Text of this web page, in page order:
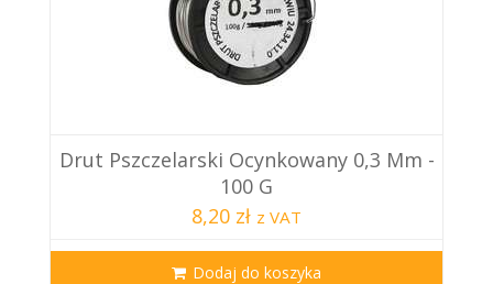
Drut Pszczelarski Ocynkowany 0,3 Mm -
100 G
8,20 zł z VAT
Dodaj do koszyka